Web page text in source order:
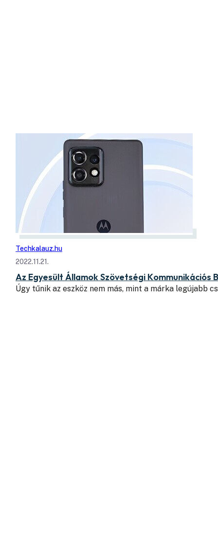
Techkalauz.hu
2022.11.21.
Az Egyesült Államok Szövetségi
Úgy tűnik az eszköz nem más, mint a márka legújabb